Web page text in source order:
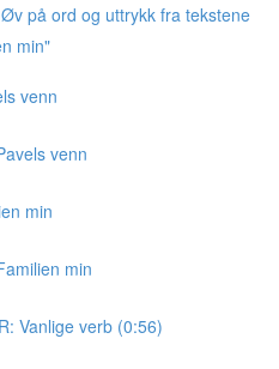
på ord og uttrykk fra tekstene
min"
venn
venn
min
min
Vanlige verb (0:56)